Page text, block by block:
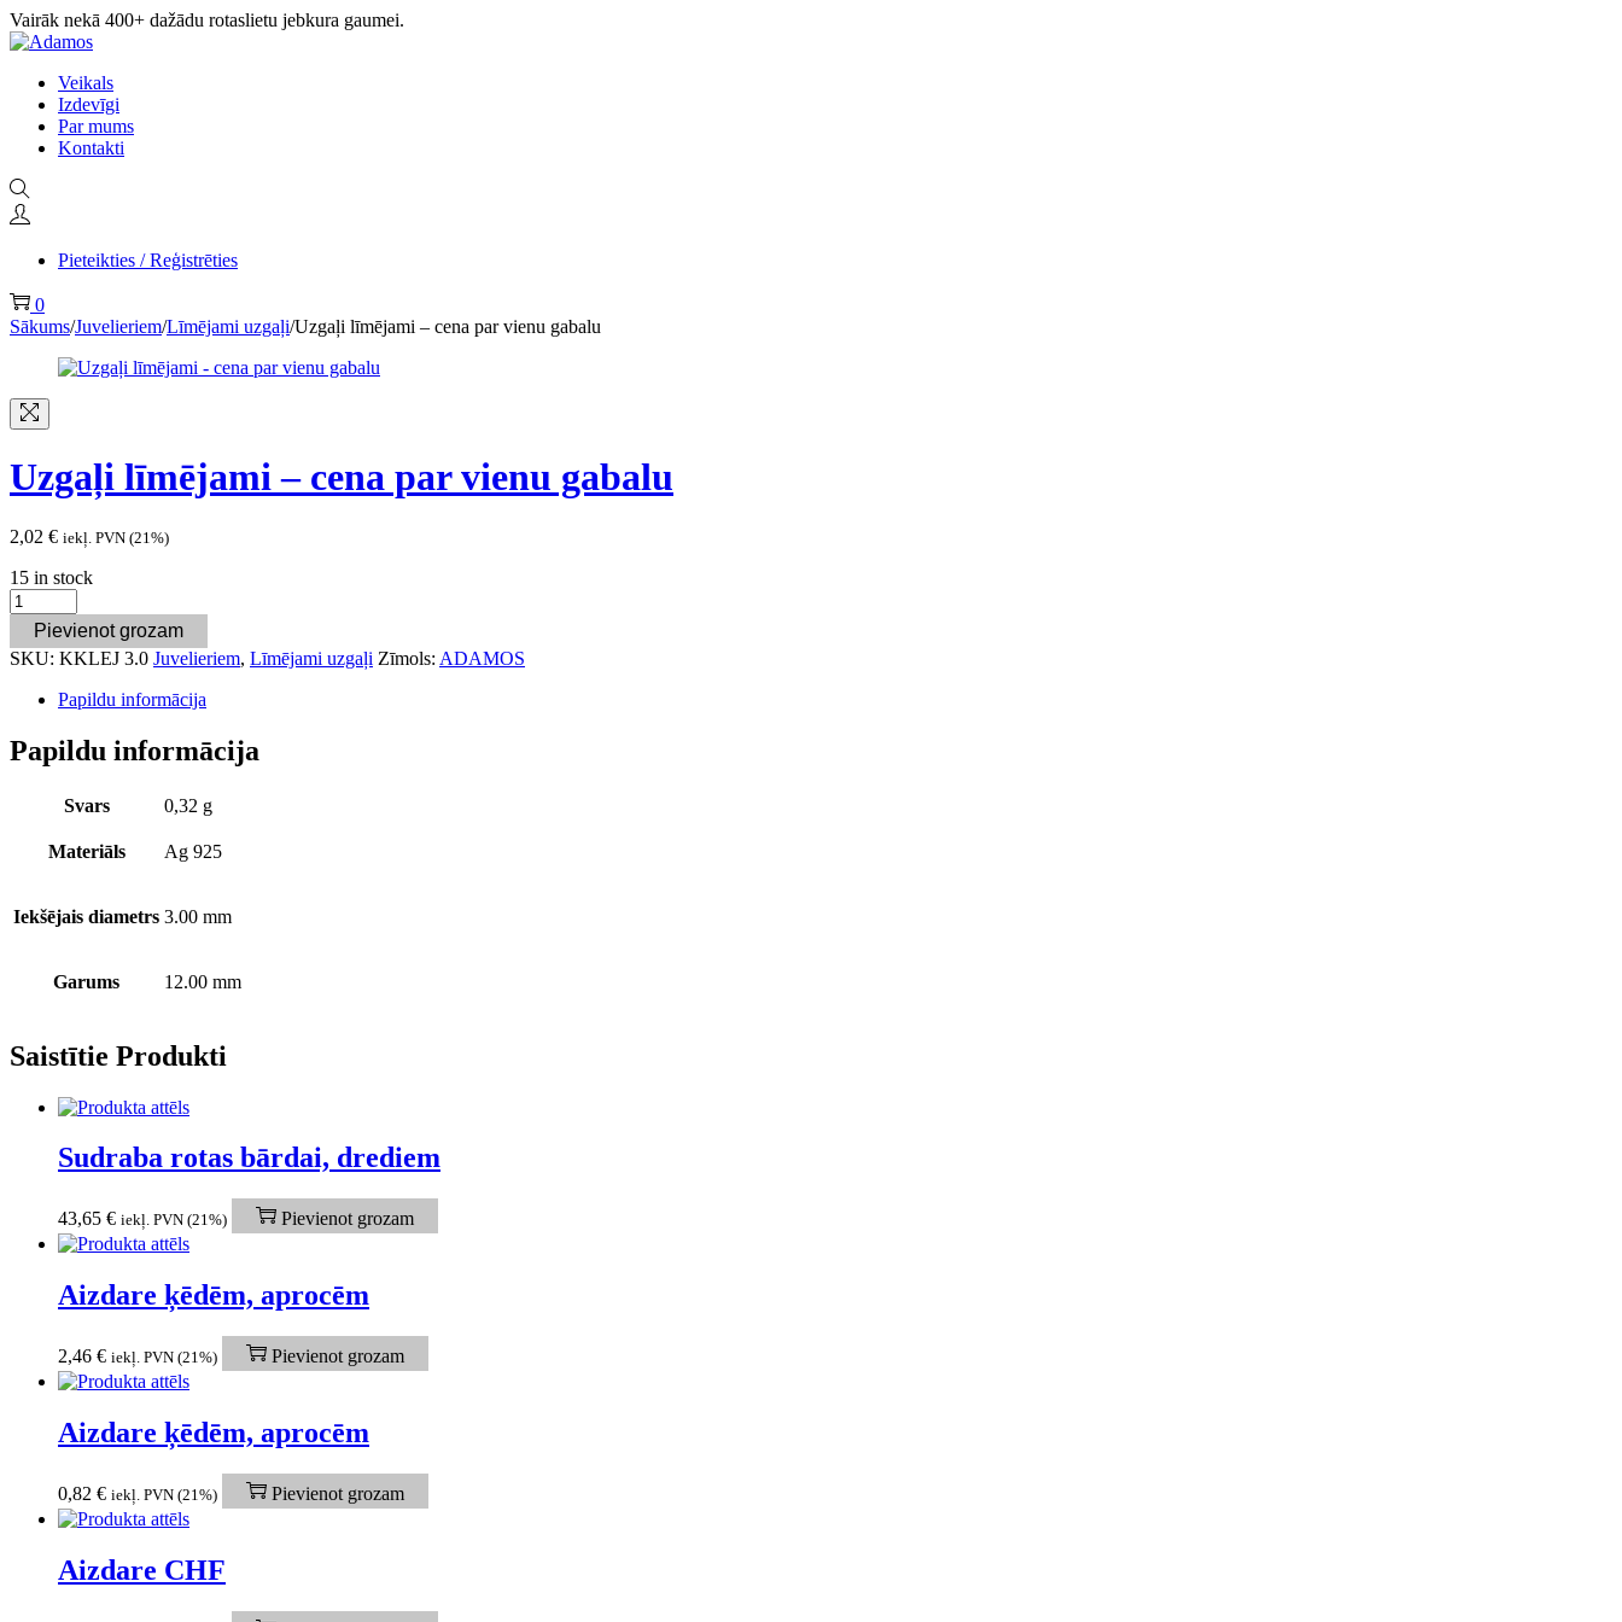
Vairāk nekā 400+ dažādu rotaslietu jebkura gaumei.
Veikals
Izdevīgi
Par mums
Kontakti
Pieteikties / Reģistrēties
0
Sākums/Juvelieriem/Līmējami uzgaļi/Uzgaļi līmējami – cena par vienu gabalu
Uzgaļi līmējami – cena par vienu gabalu
2,02 € iekļ. PVN (21%)
15 in stock
Pievienot grozam
SKU: KKLEJ 3.0 Juvelieriem, Līmējami uzgaļi Zīmols: ADAMOS
Papildu informācija
Papildu informācija
Svars 0,32 g
Materiāls Ag 925
Iekšējais diametrs 3.00 mm
Garums 12.00 mm
Saistītie Produkti
Sudraba rotas bārdai, drediem
43,65 € iekļ. PVN (21%) Pievienot grozam
Aizdare ķēdēm, aprocēm
2,46 € iekļ. PVN (21%) Pievienot grozam
Aizdare ķēdēm, aprocēm
0,82 € iekļ. PVN (21%) Pievienot grozam
Aizdare CHF